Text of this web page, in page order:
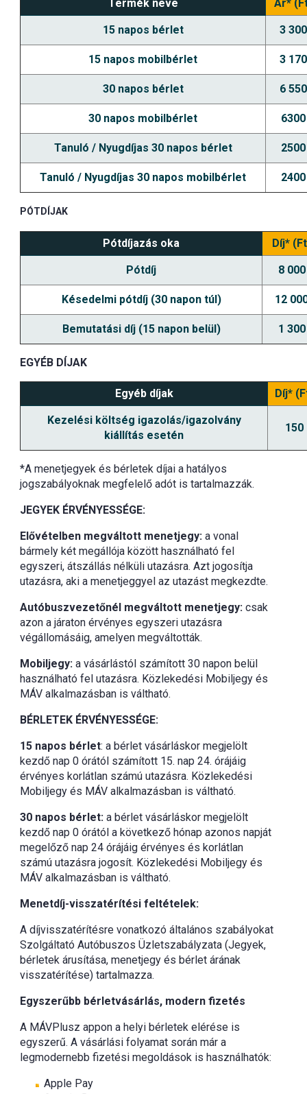
Termék neve Ár*
15 napos bérlet 3 300
15 napos mobilbérlet 3 170
30 napos bérlet 6 550
30 napos mobilbérlet 6300
Tanuló / Nyugdíjas 30 napos bérlet 2500
Tanuló / Nyugdíjas 30 napos mobilbérlet 2400
PÓTDÍJAK
Pótdíjazás oka Díj*
Pótdíj 8 000
Késedelmi pótdíj (30 napon túl) 12
Bemutatási díj (15 napon belül) 1 300
EGYÉB DÍJAK
Egyéb díjak Díj*
Kezelési költség igazolás/igazolvány
kiállítás esetén
150
*A menetjegyek és bérletek díjai a hatályos
jogszabályoknak megfelelő adót is tartalmazzák.
JEGYEK ÉRVÉNYESSÉGE:
Elővételben megváltott menetjegy: a vonal
bármely két megállója között használható fel
egyszeri, átszállás nélküli utazásra. Azt jogosítja
utazásra, aki a menetjeggyel az utazást megkezdte.
Autóbuszvezetőnél megváltott menetjegy: csak
azon a járaton érvényes egyszeri utazásra
végállomásáig, amelyen megváltották.
Mobiljegy: a vásárlástól számított 30 napon belül
használható fel utazásra. Közlekedési Mobiljegy és
MÁV alkalmazásban is váltható.
BÉRLETEK ÉRVÉNYESSÉGE:
15 napos bérlet: a bérlet vásárláskor megjelölt
kezdő nap 0 órától számított 15. nap 24. órájáig
érvényes korlátlan számú utazásra. Közlekedési
Mobiljegy és MÁV alkalmazásban is váltható.
30 napos bérlet: a bérlet vásárláskor megjelölt
kezdő nap 0 órától a következő hónap azonos napját
megelőző nap 24 órájáig érvényes és korlátlan
számú utazásra jogosít. Közlekedési Mobiljegy és
MÁV alkalmazásban is váltható.
Menetdíj-visszatérítési feltételek:
A díjvisszatérítésre vonatkozó általános szabályokat
Szolgáltató Autóbuszos Üzletszabályzata (Jegyek,
bérletek árusítása, menetjegy és bérlet árának
visszatérítése) tartalmazza.
Egyszerűbb bérletvásárlás, modern fizetés
A MÁVPlusz appon a helyi bérletek elérése is
egyszerű. A vásárlási folyamat során már a
legmodernebb fizetési megoldások is használhatók:
Apple Pay